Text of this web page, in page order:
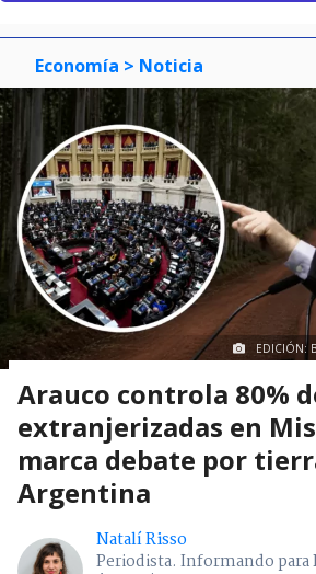
Economía > Noticia
EDICIÓN:
Arauco controla 80%
extranjerizadas en
marca debate por
Argentina
Natalí Risso
Periodista. Informando para